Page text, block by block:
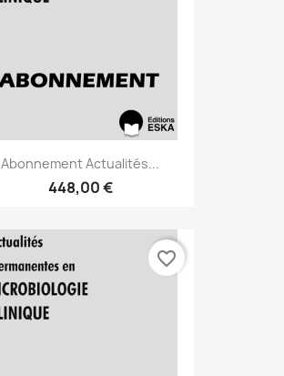
Abonnement Actualités...
448,00 €
favorite_border